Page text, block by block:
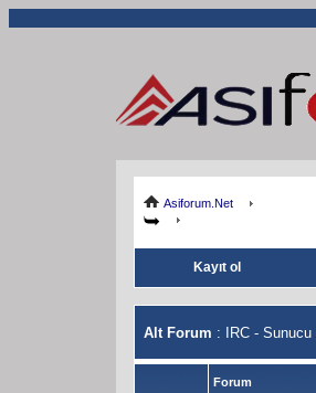
Asiforum.Net
Kayıt ol
Alt Forum : IRC - Sunucu
Forum